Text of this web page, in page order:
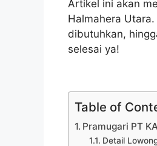
Artikel ini akan
Halmahera
dibutuhkan,
selesai ya!
Table of
Pramugari PT
Detail